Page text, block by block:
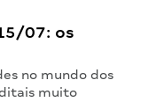
07: os
no mundo dos
muito